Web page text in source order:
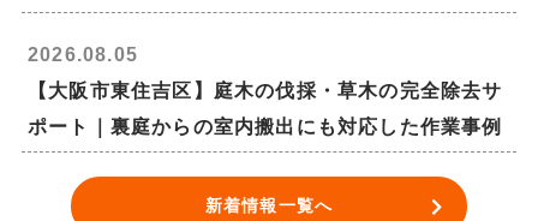
2026.08.05
【大阪市東住吉区】庭木の伐採・草木の完全除去サ
ポート｜裏庭からの室内搬出にも対応した作業事例
新着情報一覧へ